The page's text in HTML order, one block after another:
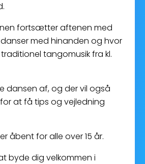
fortsætter aftenen med
med hinanden og hvor
tangomusik fra kl.
dansen af, og der vil også
at få tips og vejledning
åbent for alle over 15 år.
byde dig velkommen i